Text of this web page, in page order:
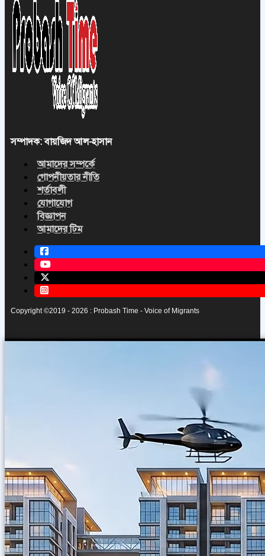
সম্পাদক: বায়জিদ আল-হাসান
আমাদের সম্পর্কে
গোপনীয়তার নীতি
শর্তাবলী
যোগাযোগ
বিজ্ঞাপন
আমাদের টিম
Copyright ©2019 - 2026 : Probash Time - Voice of Migrants